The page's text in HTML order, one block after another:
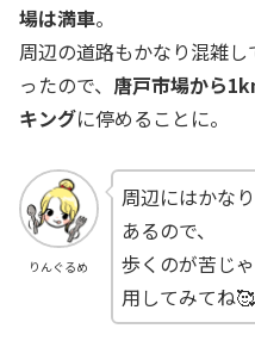
場は満車。
周辺の道路もかなり混雑
ったので、 唐戸市場から
キングに停めることに。
りんぐるめ
周辺にはかな
あるので、
歩くのが苦じ
用してみてね🥰